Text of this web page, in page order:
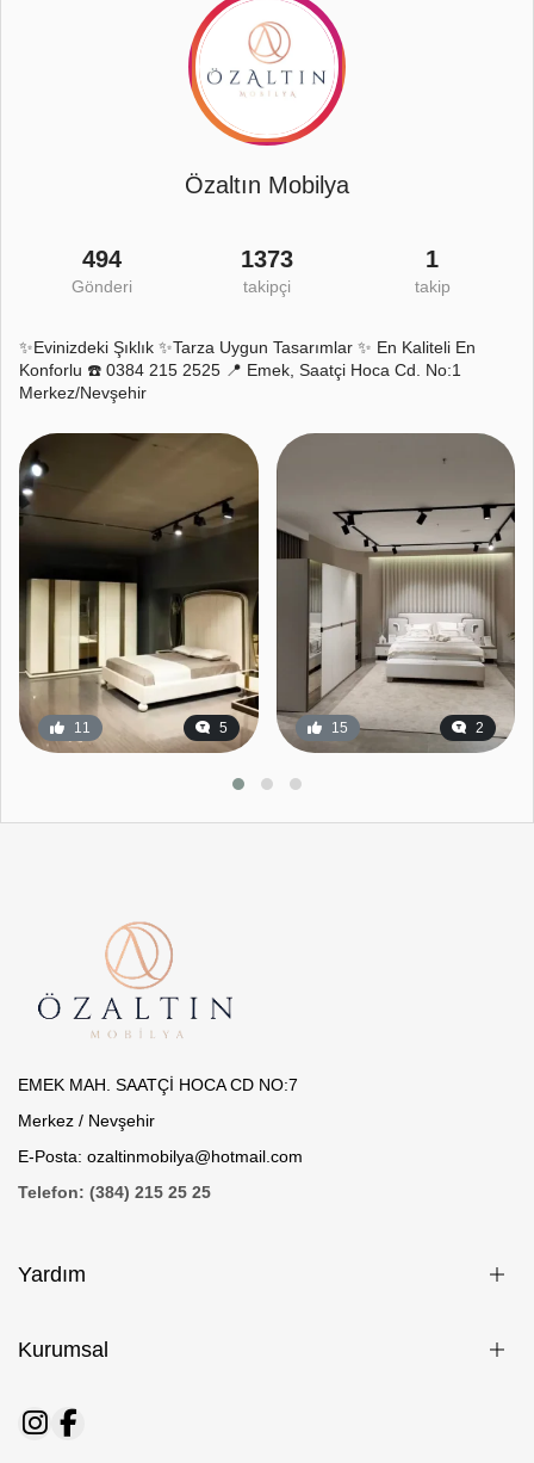
Özaltın Mobilya
494
Gönderi
1373
takipçi
1
takip
✨Evinizdeki Şıklık ✨Tarza Uygun Tasarımlar ✨ En Kaliteli En
Konforlu ☎️ 0384 215 2525 📍 Emek, Saatçi Hoca Cd. No:1
Merkez/Nevşehir
11 5 15 2
EMEK MAH. SAATÇİ HOCA CD NO:7
Merkez / Nevşehir
E-Posta: ozaltinmobilya@hotmail.com
Telefon: (384) 215 25 25
Yardım
Kurumsal